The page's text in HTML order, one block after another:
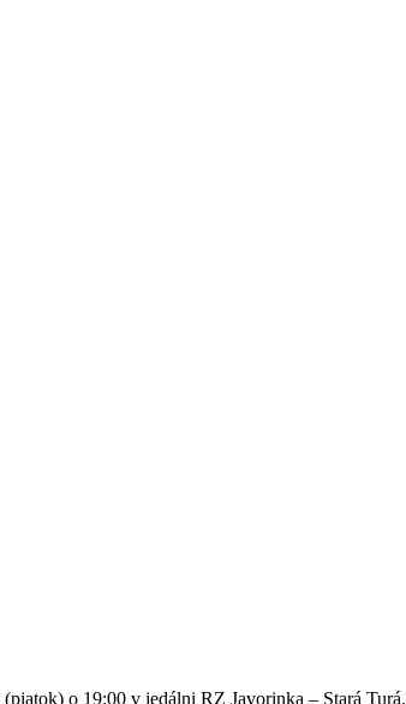
o 19:00 v jedálni RZ Javorinka – Stará Turá.